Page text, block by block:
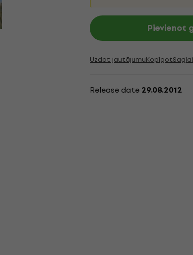
Pievienot
Uzdot jautājumuKopīgot
Release date 29.08.2012